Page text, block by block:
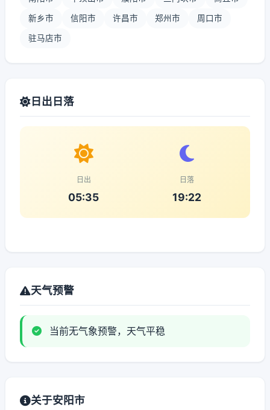
新乡市 信阳市 许昌市 郑州市 周口市
驻马店市
日出日落
日出
05:35
日落
19:22
天气预警
当前无气象预警，天气平稳
关于安阳市